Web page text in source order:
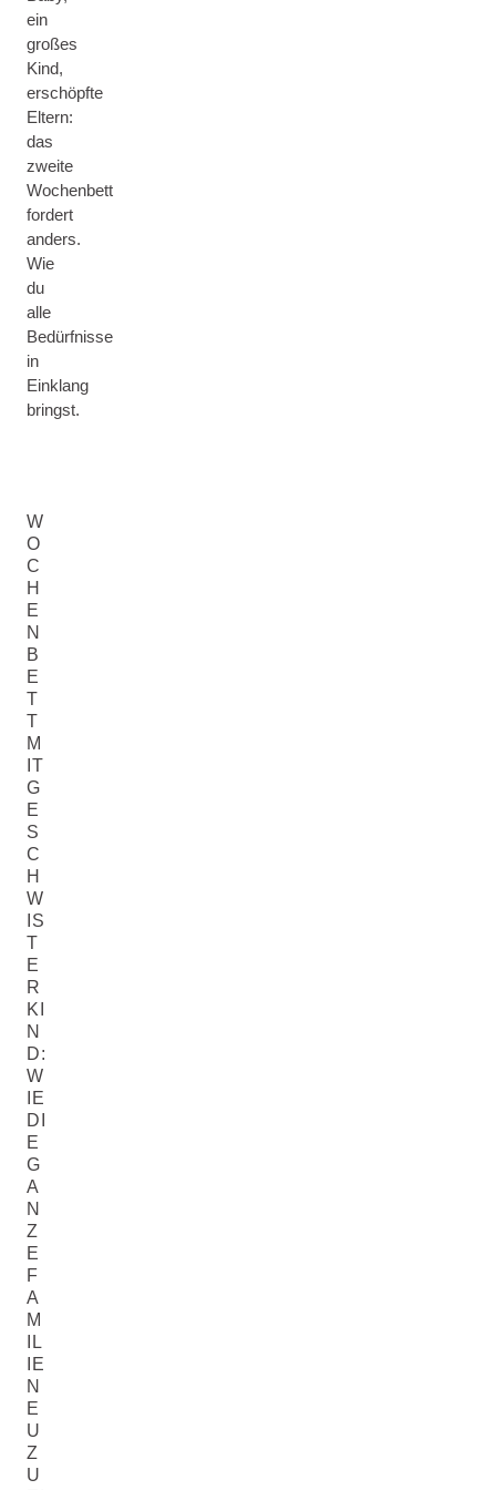
ein
großes
Kind,
erschöpfte
Eltern:
das
zweite
Wochenbett
fordert
anders.
Wie
du
alle
Bedürfnisse
in
Einklang
bringst.
W
O
C
H
E
N
B
E
T
T
M
IT
G
E
S
C
H
W
IS
T
E
R
KI
N
D:
W
IE
DI
E
G
A
N
Z
E
F
A
M
IL
IE
N
E
U
Z
U